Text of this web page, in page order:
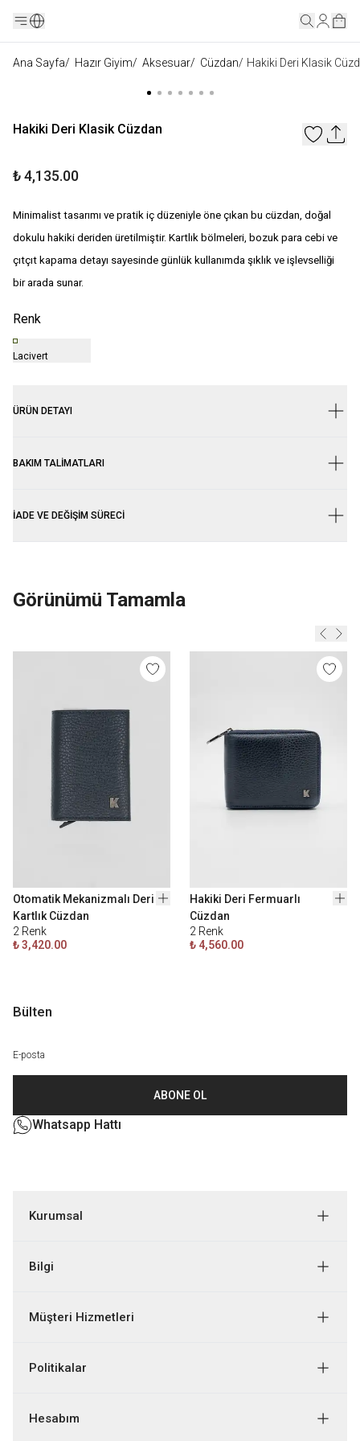
Ana Sayfa/ Hazır Giyim/ Aksesuar/ Cüzdan/ Hakiki Deri Klasik
Hakiki Deri Klasik Cüzdan
₺ 4,135.00
Minimalist tasarımı ve pratik iç düzeniyle öne çıkan bu cüzdan, doğal
dokulu hakiki deriden üretilmiştir. Kartlık bölmeleri, bozuk para cebi ve
çıtçıt kapama detayı sayesinde günlük kullanımda şıklık ve işlevselliği
bir arada sunar.
Renk
Lacivert
ÜRÜN DETAYI
BAKIM TALIMATLARI
İADE VE DEĞIŞIM SÜRECI
Görünümü Tamamla
Otomatik Mekanizmalı Deri
Kartlık Cüzdan
2 Renk
₺ 3,420.00
Hakiki Deri Fermuarlı
Cüzdan
2 Renk
₺ 4,560.00
Bülten
ABONE OL
Whatsapp Hattı
Kurumsal
Bilgi
Müşteri Hizmetleri
Politikalar
Hesabım